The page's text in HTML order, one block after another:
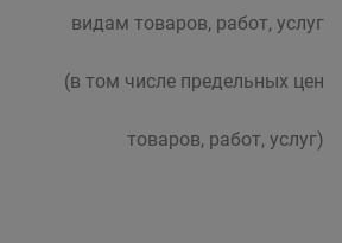
видам товаров, работ, услуг
(в том числе предельных цен
товаров, работ, услуг)